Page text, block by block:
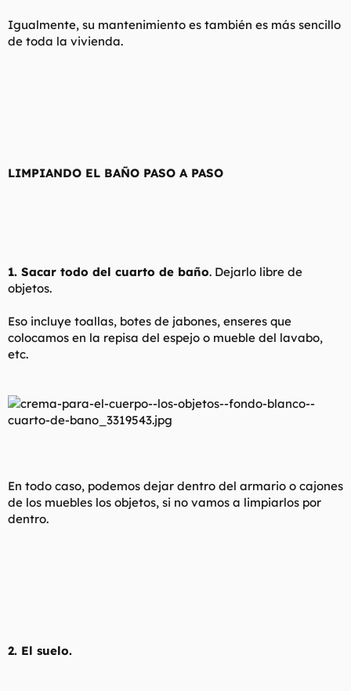
Igualmente, su mantenimiento es también es más sencillo
de toda la vivienda.
LIMPIANDO EL BAÑO PASO A PASO
1. Sacar todo del cuarto de baño. Dejarlo libre de
objetos.
Eso incluye toallas, botes de jabones, enseres que
colocamos en la repisa del espejo o mueble del lavabo,
etc.
En todo caso, podemos dejar dentro del armario o cajones
de los muebles los objetos, si no vamos a limpiarlos por
dentro.
2. El suelo.